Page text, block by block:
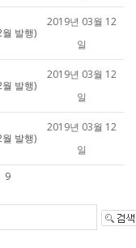
발행)
2019년 03월 12
일
발행)
2019년 03월 12
일
발행)
2019년 03월 12
일
9